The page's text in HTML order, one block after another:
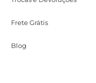
Frete Grátis
Blog